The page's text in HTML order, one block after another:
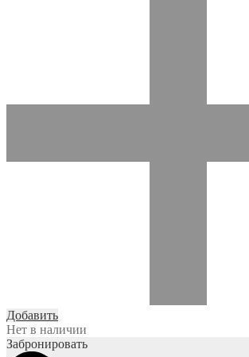
Добавить
Нет в наличии
Забронировать